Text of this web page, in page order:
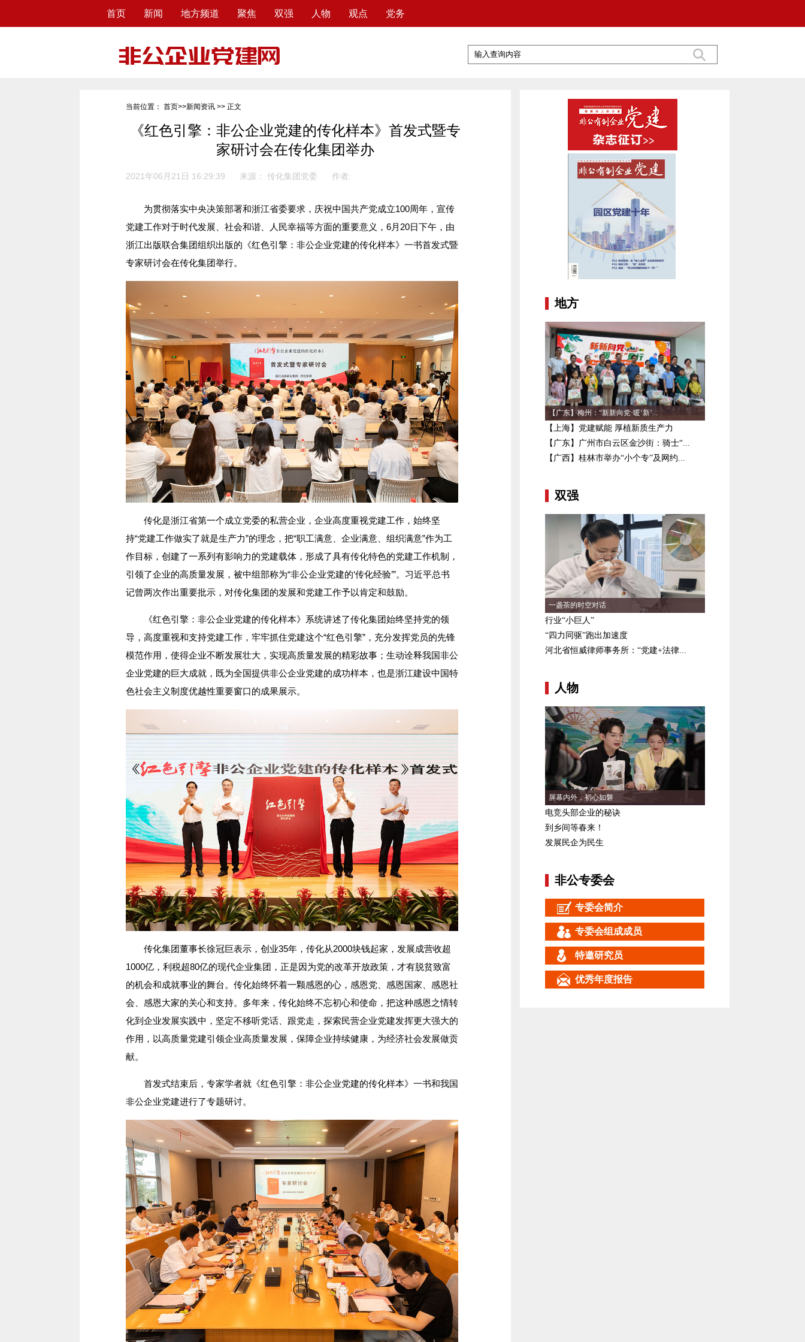
首页 新闻 地方频道 聚焦 双强 人物 观点 党务
当前位置： 首页>>新闻资讯 >> 正文
《红色引擎：非公企业党建的传化样本》首发式暨专
家研讨会在传化集团举办
2021年06月21日 16:29:39 来源： 传化集团党委 作者:
为贯彻落实中央决策部署和浙江省委要求，庆祝中国共产党成立100周年，宣传
党建工作对于时代发展、社会和谐、人民幸福等方面的重要意义，6月20日下午，由
浙江出版联合集团组织出版的《红色引擎：非公企业党建的传化样本》一书首发式暨
专家研讨会在传化集团举行。
传化是浙江省第一个成立党委的私营企业，企业高度重视党建工作，始终坚
持“党建工作做实了就是生产力”的理念，把“职工满意、企业满意、组织满意”作为工
作目标，创建了一系列有影响力的党建载体，形成了具有传化特色的党建工作机制，
引领了企业的高质量发展，被中组部称为“非公企业党建的‘传化经验’”。习近平总书
记曾两次作出重要批示，对传化集团的发展和党建工作予以肯定和鼓励。
《红色引擎：非公企业党建的传化样本》系统讲述了传化集团始终坚持党的领
导，高度重视和支持党建工作，牢牢抓住党建这个“红色引擎”，充分发挥党员的先锋
模范作用，使得企业不断发展壮大，实现高质量发展的精彩故事；生动诠释我国非公
企业党建的巨大成就，既为全国提供非公企业党建的成功样本，也是浙江建设中国特
色社会主义制度优越性重要窗口的成果展示。
传化集团董事长徐冠巨表示，创业35年，传化从2000块钱起家，发展成营收超
1000亿，利税超80亿的现代企业集团，正是因为党的改革开放政策，才有脱贫致富
的机会和成就事业的舞台。传化始终怀着一颗感恩的心，感恩党、感恩国家、感恩社
会、感恩大家的关心和支持。多年来，传化始终不忘初心和使命，把这种感恩之情转
化到企业发展实践中，坚定不移听党话、跟党走，探索民营企业党建发挥更大强大的
作用，以高质量党建引领企业高质量发展，保障企业持续健康，为经济社会发展做贡
献。
首发式结束后，专家学者就《红色引擎：非公企业党建的传化样本》一书和我国
非公企业党建进行了专题研讨。
地方
【广东】梅州：“新新向党·暖‘新’...
【上海】党建赋能 厚植新质生产力
【广东】广州市白云区金沙街：骑士“...
【广西】桂林市举办“小个专”及网约...
双强
一盏茶的时空对话
行业“小巨人”
“四力同驱”跑出加速度
河北省恒威律师事务所：“党建+法律...
人物
屏幕内外，初心如磐
电竞头部企业的秘诀
到乡间等春来！
发展民企为民生
非公专委会
专委会简介
专委会组成成员
特邀研究员
优秀年度报告